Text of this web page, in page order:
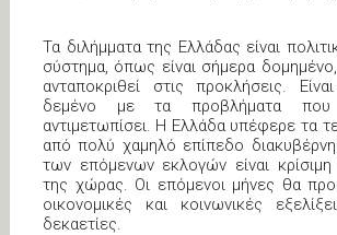
Τα διλήμματα της Ελλάδας είναι
σύστημα, όπως είναι σήμερα
ανταποκριθεί στις προκλήσεις.
δεμένο με τα προβλήματα που
αντιμετωπίσει. Η Ελλάδα υπέφερε τα
από πολύ χαμηλό επίπεδο
των επόμενων εκλογών είναι
της χώρας. Οι επόμενοι μήνες θα
οικονομικές και κοινωνικές
δεκαετίες.